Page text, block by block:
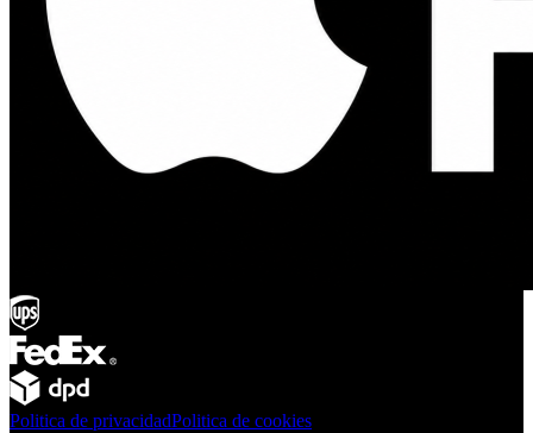
Politica de privacidadPolitica de cookies